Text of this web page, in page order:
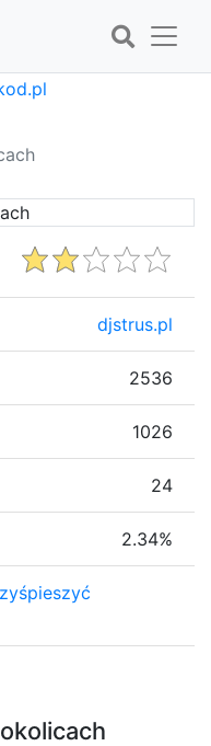
djstrus.pl
2536
1026
24
2.34%